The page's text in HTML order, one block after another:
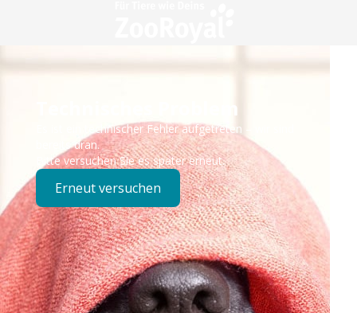
Technisches Problem
Es ist ein technischer Fehler aufgetreten – wir sind
bereits dran.
Bitte versuchen Sie es später erneut.
Erneut versuchen